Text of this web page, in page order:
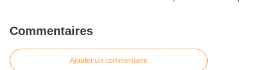
Commentaires
Ajouter un commentaire